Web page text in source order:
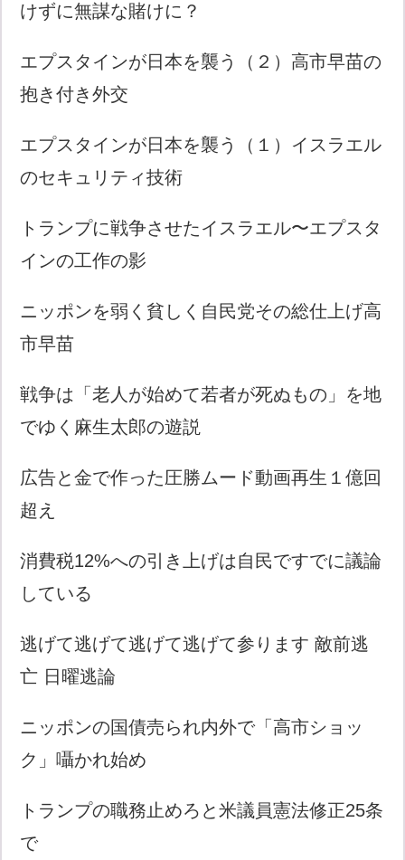
けずに無謀な賭けに？
エプスタインが日本を襲う（２）高市早苗の
抱き付き外交
エプスタインが日本を襲う（１）イスラエル
のセキュリティ技術
トランプに戦争させたイスラエル〜エプスタ
インの工作の影
ニッポンを弱く貧しく自民党その総仕上げ高
市早苗
戦争は「老人が始めて若者が死ぬもの」を地
でゆく麻生太郎の遊説
広告と金で作った圧勝ムード動画再生１億回
超え
消費税12%への引き上げは自民ですでに議論
している
逃げて逃げて逃げて逃げて参ります 敵前逃
亡 日曜逃論
ニッポンの国債売られ内外で「高市ショッ
ク」囁かれ始め
トランプの職務止めろと米議員憲法修正25条
で